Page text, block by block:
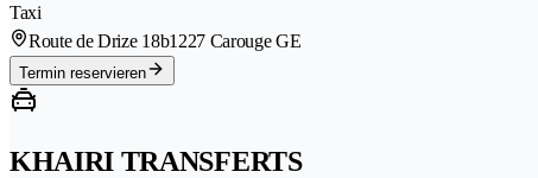
Taxi
Route de Drize 18b1227 Carouge GE
Termin reservieren
KHAIRI TRANSFERTS